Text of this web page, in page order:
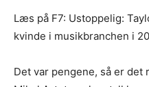
Læs på F7: Ustoppelig:
kvinde i musikbranchen i
Det var pengene, så er det